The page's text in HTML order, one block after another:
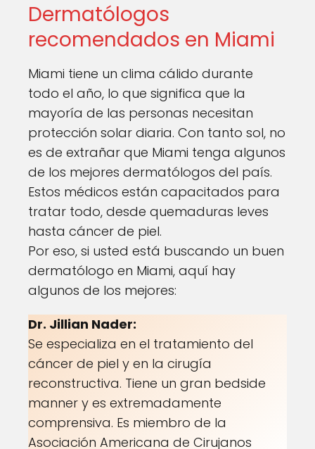
Dermatólogos
recomendados en Miami
Miami tiene un clima cálido durante
todo el año, lo que significa que la
mayoría de las personas necesitan
protección solar diaria. Con tanto sol, no
es de extrañar que Miami tenga algunos
de los mejores dermatólogos del país.
Estos médicos están capacitados para
tratar todo, desde quemaduras leves
hasta cáncer de piel.
Por eso, si usted está buscando un buen
dermatólogo en Miami, aquí hay
algunos de los mejores:
Dr. Jillian Nader:
Se especializa en el tratamiento del
cáncer de piel y en la cirugía
reconstructiva. Tiene un gran bedside
manner y es extremadamente
comprensiva. Es miembro de la
Asociación Americana de Cirujanos